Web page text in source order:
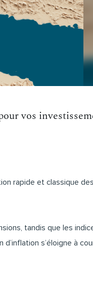
vos
rapide et classique
tandis que les
s’éloigne à